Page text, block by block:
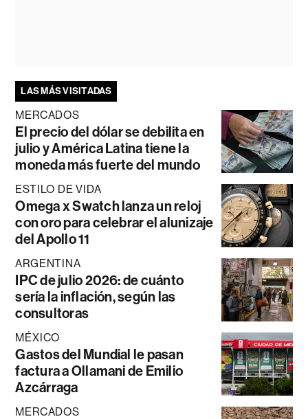
LAS MÁS VISITADAS
MERCADOS
El precio del dólar se debilita en
julio y América Latina tiene la
moneda más fuerte del mundo
ESTILO DE VIDA
Omega x Swatch lanza un reloj
con oro para celebrar el alunizaje
del Apollo 11
ARGENTINA
IPC de julio 2026: de cuánto
sería la inflación, según las
consultoras
MÉXICO
Gastos del Mundial le pasan
factura a Ollamani de Emilio
Azcárraga
MERCADOS